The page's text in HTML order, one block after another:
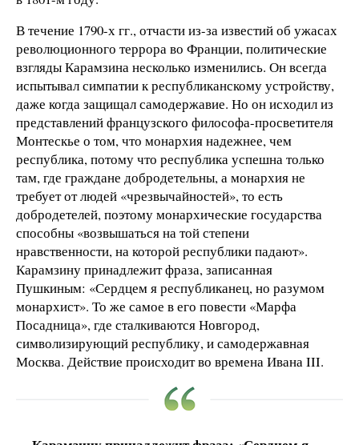
В течение 1790-х гг., отчасти из-за известий об ужасах
революционного террора во Франции, политические
взгляды Карамзина несколько изменились. Он всегда
испытывал симпатии к республиканскому устройству,
даже когда защищал самодержавие. Но он исходил из
представлений французского философа-просветителя
Монтескье о том, что монархия надежнее, чем
республика, потому что республика успешна только
там, где граждане добродетельны, а монархия не
требует от людей «чрезвычайностей», то есть
добродетелей, поэтому монархические государства
способны «возвышаться на той степени
нравственности, на которой республики падают».
Карамзину принадлежит фраза, записанная
Пушкиным: «Сердцем я республиканец, но разумом
монархист». То же самое в его повести «Марфа
Посадница», где сталкиваются Новгород,
символизирующий республику, и самодержавная
Москва. Действие происходит во времена Ивана III.